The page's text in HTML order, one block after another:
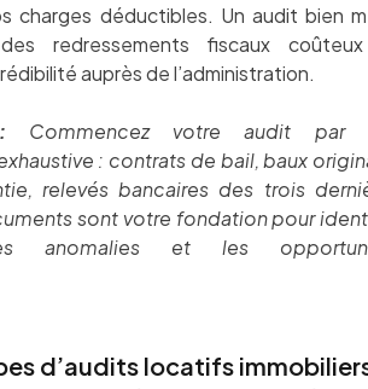
charges déductibles. Un audit bien
redressements fiscaux
auprès de l’administration.
Commencez votre audit par
: contrats de bail, baux
relevés bancaires des trois
sont votre fondation pour
anomalies et les
d’audits locatifs